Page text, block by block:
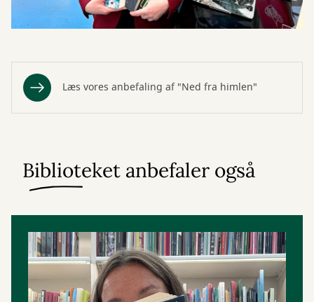
Læs vores anbefaling af "Ned fra himlen"
Biblioteket anbefaler også